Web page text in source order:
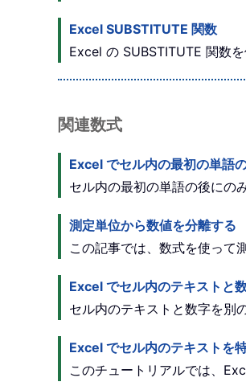
Excel SUBSTITUTE 関数
Excel の SUBSTITUTE 関数
関連数式
Excel でセル内の最初の単語
セル内の最初の単語の後にの
測定単位から数値を分離する
この記事では、数式を使って
Excel でセル内のテキストと
セル内のテキストと数字を別
Excel でセル内のテキストを
このチュートリアルでは、